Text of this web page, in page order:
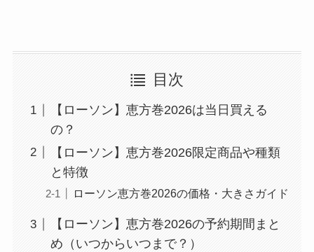
目次
【ローソン】恵方巻2026は当日買える
の？
【ローソン】恵方巻2026限定商品や種類
と特徴
ローソン恵方巻2026の価格・大きさガイド
【ローソン】恵方巻2026の予約期間まと
め（いつからいつまで？）